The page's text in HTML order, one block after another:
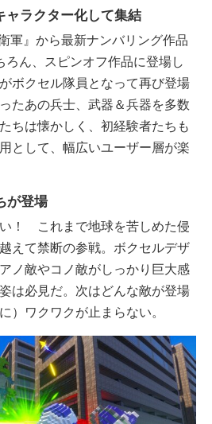
ラクター化して集結
軍』から最新ナンバリング作品
ろん、スピンオフ作品に登場し
ボクセル隊員となって再び登場
たあの兵士、武器＆兵器を多数
ちは懐かしく、初経験者たちも
として、幅広いユーザー層が楽
が登場
！ これまで地球を苦しめた侵
えて禁断の参戦。ボクセルデザ
ノ敵やコノ敵がしっかり巨大感
は必見だ。次はどんな敵が登場
）ワクワクが止まらない。